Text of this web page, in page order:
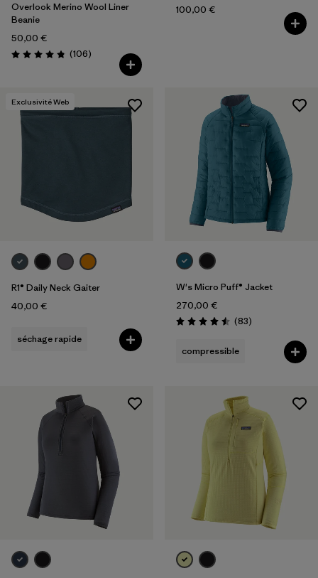
Overlook Merino Wool Liner
Beanie
50,00 €
Évaluation: 4.8 / 5
(106Avis
)
100,00 €
Exclusivité Web
R1® Daily Neck Gaiter
40,00 €
séchage rapide
W's Micro Puff® Jacket
270,00 €
Évaluation: 4.5 / 5
(83Avis
)
compressible